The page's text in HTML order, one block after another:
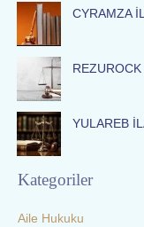
:
CYRAMZA
YULAREB
Kategoriler
Aile Hukuku